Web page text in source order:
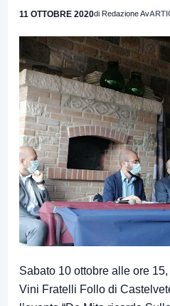
11 OTTOBRE 2020di Redazione Av
Sabato 10 ottobre alle ore
Vini Fratelli Follo di